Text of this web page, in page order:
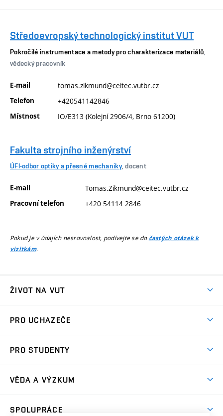
Středoevropský technologický institut VUT
Pokročilé instrumentace a metody pro charakterizace materiálů
vědecký pracovník
E-mail tomas.zikmund@ceitec.vutbr.cz
Telefon +420541142846
Místnost IO/E313 (Kolejní 2906/4, Brno 61200)
Fakulta strojního inženýrství
ÚFI-odbor optiky a přesné mechaniky, docent
E-mail Tomas.Zikmund@ceitec.vutbr.cz
Pracovní telefon +420 54114 2846
Pokud je v údajích nesrovnalost, podívejte se do častých otázek k
vizitkám.
ŽIVOT NA VUT
Koleje
Sport na VUT
PRO UCHAZEČE
Dny otevřených dveří
Celoživotní vzdělávání
PRO STUDENTY
Harmonogram akademického roku
Zpracování osobních údajů studentů
Sociální bezpečí
VĚDA A VÝZKUM
SPOLUPRÁCE